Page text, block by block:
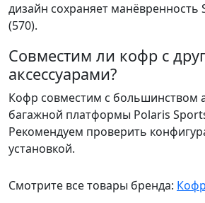
дизайн сохраняет манёвренность
(570).
Совместим ли кофр с
аксессуарами?
Кофр совместим с большинством
багажной платформы Polaris
Рекомендуем проверить
установкой.
Смотрите все товары бренда: